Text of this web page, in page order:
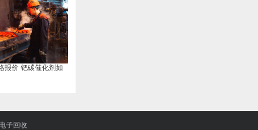
报价 钯碳催化剂如
电子回收